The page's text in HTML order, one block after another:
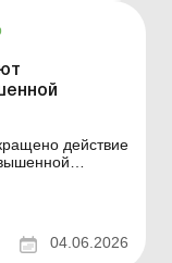
действие
04.06.2026